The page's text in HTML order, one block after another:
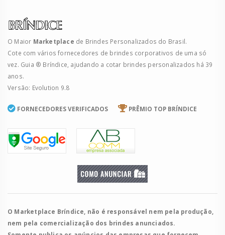
O Maior Marketplace de Brindes Personalizados do Brasil.
Cote com vários fornecedores de brindes corporativos de uma só
vez. Guia ® Bríndice, ajudando a cotar brindes personalizados há 39
anos.
Versão: Evolution 9.8
FORNECEDORES VERIFICADOS PRÊMIO TOP BRÍNDICE
O Marketplace Bríndice, não é responsável nem pela produção,
nem pela comercialização dos brindes anunciados.